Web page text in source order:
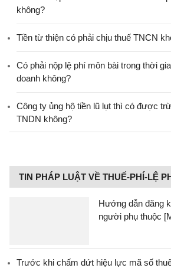
không?
Tiền từ thiện có phải chịu thuế TNCN
Có phải nộp lệ phí môn bài trong thời
doanh không?
Công ty ủng hộ tiền lũ lụt thì có được
TNDN không?
TIN PHÁP LUẬT VỀ THUẾ-PHÍ-LỆ
Hướng dẫn đăng
người phụ thuộc
Trước khi chấm dứt hiệu lực mã số